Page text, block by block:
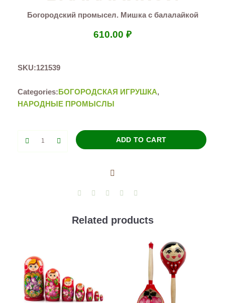
Богородский промысел. Мишка с балалайкой
610.00 ₽
SKU:121539
Categories:БОГОРОДСКАЯ ИГРУШКА,
НАРОДНЫЕ ПРОМЫСЛЫ
ADD TO CART
Related products